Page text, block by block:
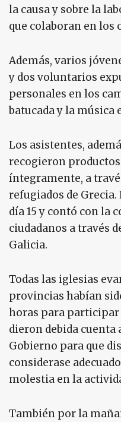
la causa y sobre la
que colaboran en los
Además, varios
y dos voluntarios
personales en los
batucada y la música
Los asistentes,
recogieron
íntegramente, a
refugiados de
día 15 y contó con la
ciudadanos a través
Galicia.
Todas las iglesias
provincias habían
horas para participar
dieron debida cuenta
Gobierno para que
considerase
molestia en la
También por la